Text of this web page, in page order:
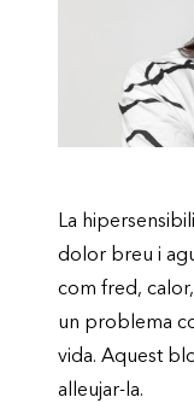
La
dolor breu i
com fred,
un problema
vida. Aquest
alleujar-la.